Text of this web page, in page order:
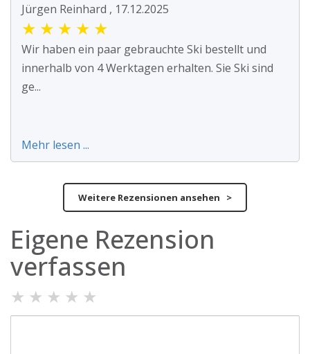
Jürgen Reinhard , 17.12.2025
★ ★ ★ ★ ★
Wir haben ein paar gebrauchte Ski bestellt und
innerhalb von 4 Werktagen erhalten. Sie Ski sind
ge...
Mehr lesen ...
Weitere Rezensionen ansehen >
Eigene Rezension
verfassen
★ ★ ★ ★ ★